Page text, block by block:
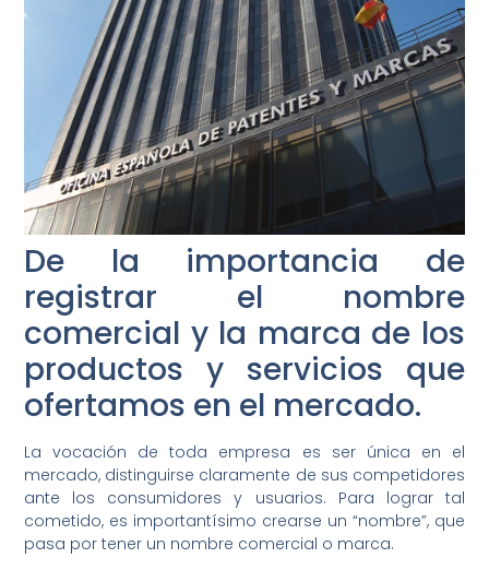
De la importancia de
registrar el nombre
comercial y la marca de los
productos y servicios que
ofertamos en el mercado.
La vocación de toda empresa es ser única en el
mercado, distinguirse claramente de sus competidores
ante los consumidores y usuarios. Para lograr tal
cometido, es importantísimo crearse un “nombre”, que
pasa por tener un nombre comercial o marca.